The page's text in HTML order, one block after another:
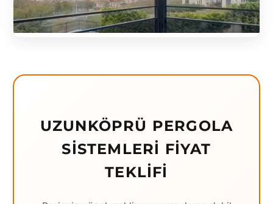
UZUNKÖPRÜ PERGOLA
SISTEMLERI FIYAT
TEKLIFI
Edirne
Gaziantep